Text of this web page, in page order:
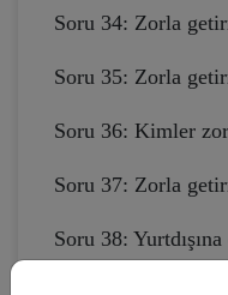
Soru 34: Zorla
Soru 35: Zorla
Soru 36: Kimler
Soru 37: Zorla
Soru 38: